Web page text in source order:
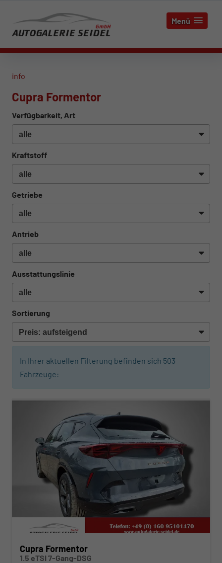
Menü
info
Cupra Formentor
Verfügbarkeit, Art
Kraftstoff
Getriebe
Antrieb
Ausstattungslinie
Sortierung
In Ihrer aktuellen Filterung befinden sich 503
Fahrzeuge:
ab 347,– € mtl.
Cupra Formentor
1.5 eTSI 7-Gang-DSG